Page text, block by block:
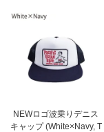
NEWロゴ波乗りデニス
キャップ (White×Navy, T